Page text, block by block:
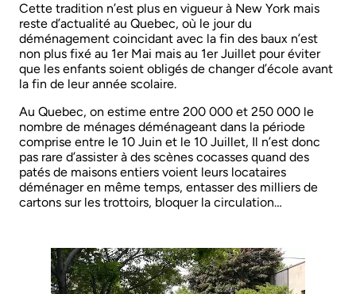
Cette tradition n’est plus en vigueur à New York mais
reste d’actualité au Quebec, où le jour du
déménagement coincidant avec la fin des baux n’est
non plus fixé au 1er Mai mais au 1er Juillet pour éviter
que les enfants soient obligés de changer d’école avant
la fin de leur année scolaire.
Au Quebec, on estime entre 200 000 et 250 000 le
nombre de ménages déménageant dans la période
comprise entre le 10 Juin et le 10 Juillet, Il n’est donc
pas rare d’assister à des scènes cocasses quand des
patés de maisons entiers voient leurs locataires
déménager en même temps, entasser des milliers de
cartons sur les trottoirs, bloquer la circulation…